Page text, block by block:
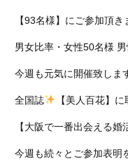
【93名様】にご参加頂き
男女比率・女性50名様 男
今週も元気に開催致しま
全国誌 【美人百花】
【大阪で一番出会える
今週も続々とご参加表明